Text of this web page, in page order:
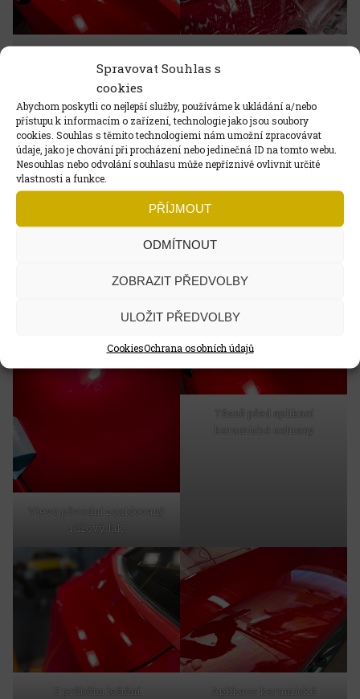
Spravovat Souhlas s
cookies
Abychom poskytli co nejlepší služby, používáme k ukládání a/nebo
přístupu k informacím o zařízení, technologie jako jsou soubory
cookies. Souhlas s těmito technologiemi nám umožní zpracovávat
údaje, jako je chování při procházení nebo jedinečná ID na tomto webu.
Nesouhlas nebo odvolání souhlasu může nepříznivě ovlivnit určité
vlastnosti a funkce.
PŘÍJMOUT
ODMÍTNOUT
ZOBRAZIT PŘEDVOLBY
ULOŽIT PŘEDVOLBY
CookiesOchrana osobních údajů
Vlevo původní zoxidovaný
růžový lak
Těsně před aplikací
keramické ochrany
Z průběhu leštění
Aplikace keramické